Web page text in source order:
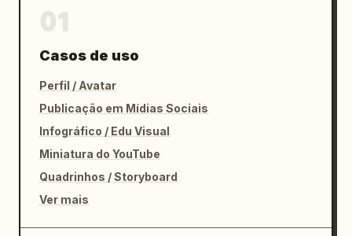
Casos de uso
Perfil / Avatar
Publicação em Mídias Sociais
Infográfico / Edu Visual
Miniatura do YouTube
Quadrinhos / Storyboard
Ver mais